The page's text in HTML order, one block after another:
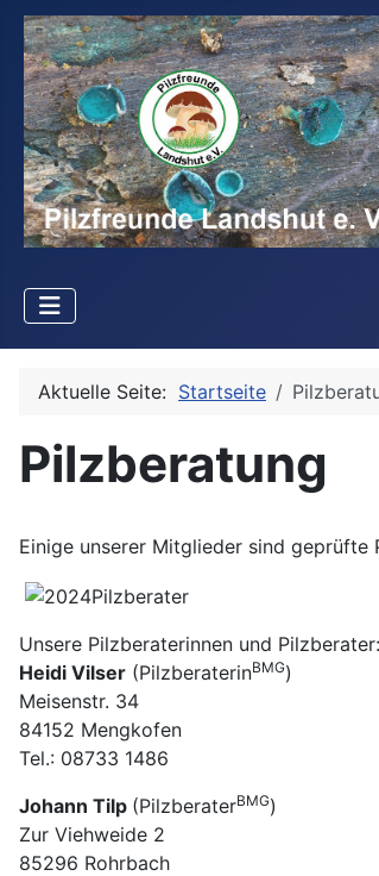
Aktuelle Seite: Startseite
Pilzberatung
Einige unserer Mitglieder sind geprüfte
Unsere Pilzberaterinnen und Pilzberater:
Heidi Vilser (PilzberaterinBMG)
Meisenstr. 34
84152 Mengkofen
Tel.: 08733 1486
Johann Tilp (PilzberaterBMG)
Zur Viehweide 2
85296 Rohrbach